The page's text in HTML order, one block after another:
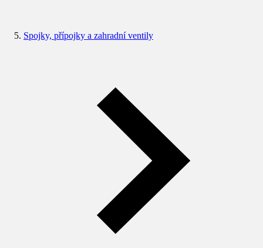
Spojky, přípojky a zahradní ventily